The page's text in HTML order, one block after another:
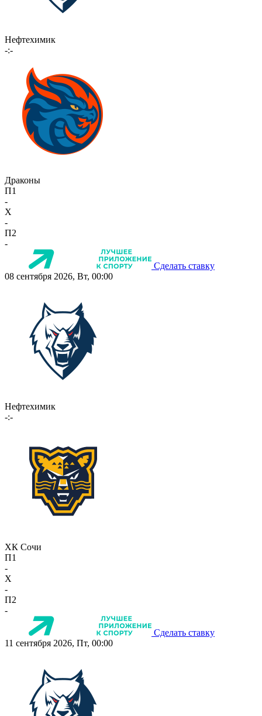
Нефтехимик
-:-
Драконы
П1
-
X
-
П2
-
Сделать ставку
08 сентября 2026, Вт, 00:00
Нефтехимик
-:-
ХК Сочи
П1
-
X
-
П2
-
Сделать ставку
11 сентября 2026, Пт, 00:00